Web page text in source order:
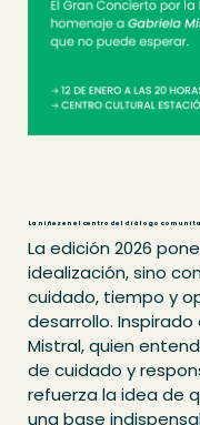
La niñez en el centro del diálogo
La edición 2026
idealización, sino
cuidado, tiempo y
desarrollo.
Mistral, quien
de cuidado y
refuerza la idea de
una base